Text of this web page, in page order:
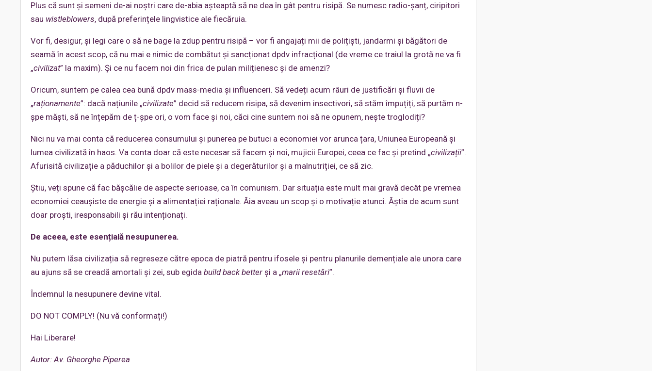
Plus că sunt și semeni de-ai noștri care de-abia așteaptă să ne dea în gât pentru risipă. Se numesc radio-șanț, ciripitori
sau wistleblowers, după preferințele lingvistice ale fiecăruia.
Vor fi, desigur, și legi care o să ne bage la zdup pentru risipă – vor fi angajați mii de polițiști, jandarmi și băgători de
seamă în acest scop, că nu mai e nimic de combătut și sancționat dpdv infracțional (de vreme ce traiul la grotă ne va fi
„civilizat” la maxim). Și ce nu facem noi din frica de pulan milițienesc și de amenzi?
Oricum, suntem pe calea cea bună dpdv mass-media și influenceri. Să vedeți acum râuri de justificări și fluvii de
„raționamente”: dacă națiunile „civilizate” decid să reducem risipa, să devenim insectivori, să stăm împuțiți, să purtăm n-
șpe măști, să ne înțepăm de ț-șpe ori, o vom face și noi, căci cine suntem noi să ne opunem, nește troglodiți?
Nici nu va mai conta că reducerea consumului și punerea pe butuci a economiei vor arunca țara, Uniunea Europeană și
lumea civilizată în haos. Va conta doar că este necesar să facem și noi, mujicii Europei, ceea ce fac și pretind „civilizații”.
Afurisită civilizație a păduchilor și a bolilor de piele și a degerăturilor și a malnutriției, ce să zic.
Știu, veți spune că fac bășcălie de aspecte serioase, ca în comunism. Dar situația este mult mai gravă decât pe vremea
economiei ceaușiste de energie și a alimentației raționale. Ăia aveau un scop și o motivație atunci. Ăștia de acum sunt
doar proști, iresponsabili și rău intenționați.
De aceea, este esențială nesupunerea.
Nu putem lăsa civilizația să regreseze către epoca de piatră pentru ifosele și pentru planurile demențiale ale unora care
au ajuns să se creadă amortali și zei, sub egida build back better și a „marii resetări”.
Îndemnul la nesupunere devine vital.
DO NOT COMPLY! (Nu vă conformați!)
Hai Liberare!
Autor: Av. Gheorghe Piperea